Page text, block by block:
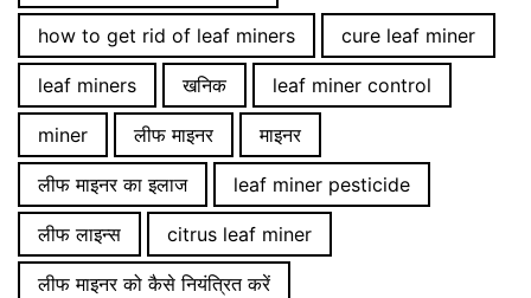
how to get rid of leaf miners cure leaf miner
leaf miners खनिक leaf miner control
miner लीफ माइनर माइनर
लीफ माइनर का इलाज leaf miner pesticide
लीफ लाइन्स citrus leaf miner
लीफ माइनर को कैसे नियंत्रित करें